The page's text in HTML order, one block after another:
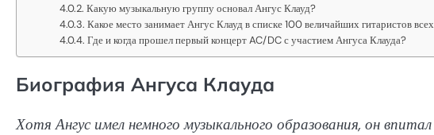
Какую музыкальную группу основал Ангус Клауд?
Какое место занимает Ангус Клауд в списке 100 величайших гитаристов
Где и когда прошел первый концерт AC/DC с участием Ангуса Клауда?
Биография Ангуса Клауда
Хотя Ангус имел немного музыкального образования, он